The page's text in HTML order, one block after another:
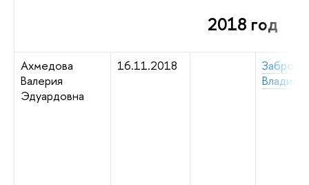
2018 год
Ахмедова
Валерия
Эдуардовна
16.11.2018